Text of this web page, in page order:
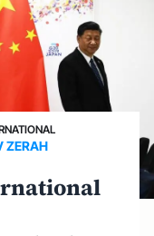
ZERAH